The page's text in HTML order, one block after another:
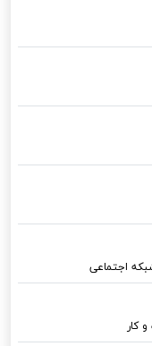
اجتماعی
کار